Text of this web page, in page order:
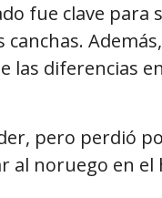
fue clave para
las diferencias
pero perdió
al noruego en el